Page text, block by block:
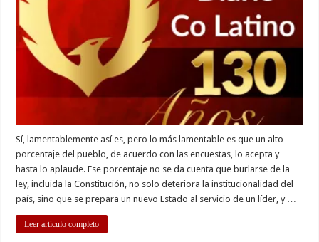
Sí, lamentablemente así es, pero lo más lamentable es que un alto
porcentaje del pueblo, de acuerdo con las encuestas, lo acepta y
hasta lo aplaude. Ese porcentaje no se da cuenta que burlarse de la
ley, incluida la Constitución, no solo deteriora la institucionalidad del
país, sino que se prepara un nuevo Estado al servicio de un líder, y …
Leer artículo completo